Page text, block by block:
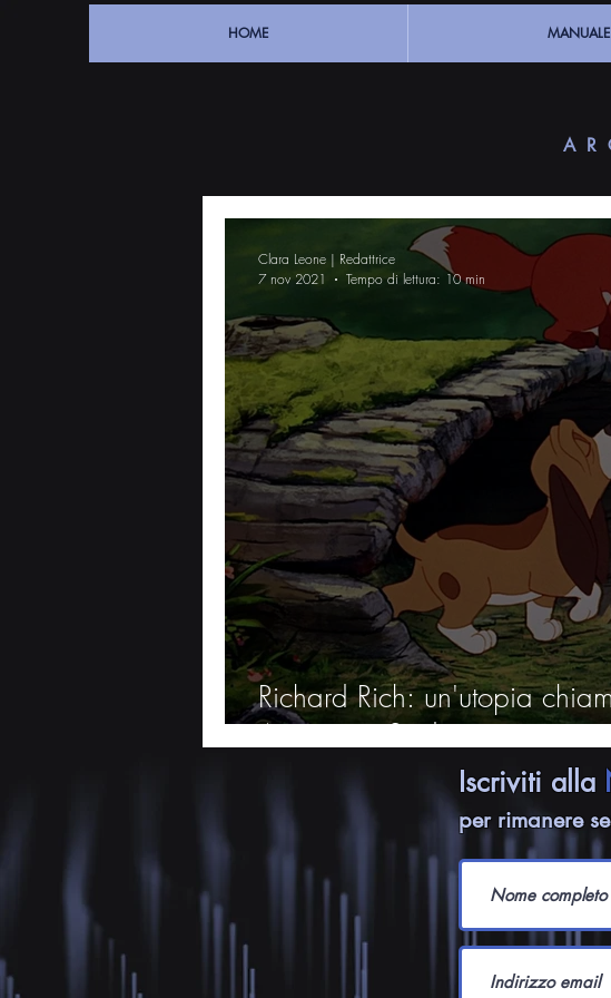
HOME MANUALE
Richard Rich: un'utopia
Animation Studios
Clara Leone | Redattrice
7 nov 2021
Tempo di lettura: 10 min
Iscriviti alla
per rimanere